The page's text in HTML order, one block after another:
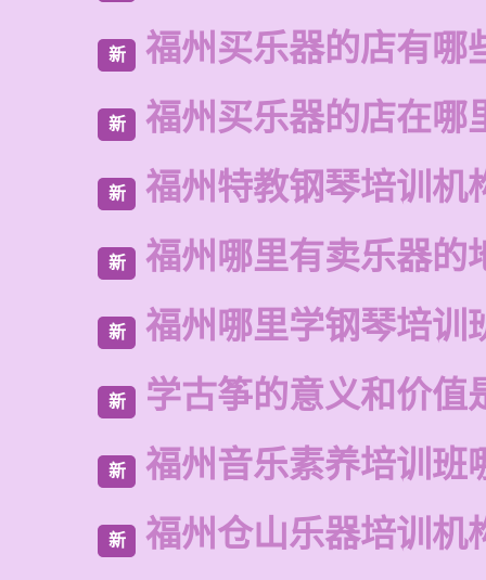
新 福州买乐器的店有哪
新 福州买乐器的店在哪
新 福州特教钢琴培训机
新 福州哪里有卖乐器的
新 福州哪里学钢琴培训
新 学古筝的意义和价值
新 福州音乐素养培训班
新 福州仓山乐器培训机